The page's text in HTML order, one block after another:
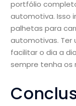
portfólio
automotiva. Isso
palhetas para
automotivas. Ter
facilitar o dia a
sempre tenha os